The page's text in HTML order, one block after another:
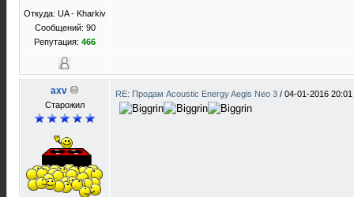
Откуда: UA - Kharkiv
Сообщений: 90
Репутация: 466
axv
Старожил
RE: Продам Acoustic Energy Aegis Neo 3 / 04-01-2016 20:01